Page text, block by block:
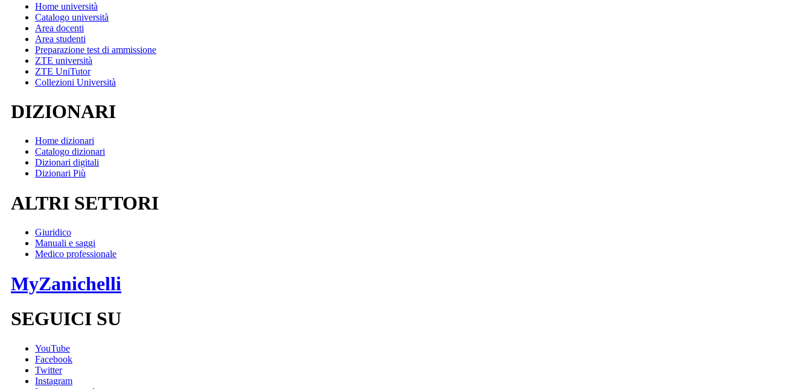
Home università
Catalogo università
Area docenti
Area studenti
Preparazione test di ammissione
ZTE università
ZTE UniTutor
Collezioni Università
DIZIONARI
Home dizionari
Catalogo dizionari
Dizionari digitali
Dizionari Più
ALTRI SETTORI
Giuridico
Manuali e saggi
Medico professionale
MyZanichelli
SEGUICI SU
YouTube
Facebook
Twitter
Instagram